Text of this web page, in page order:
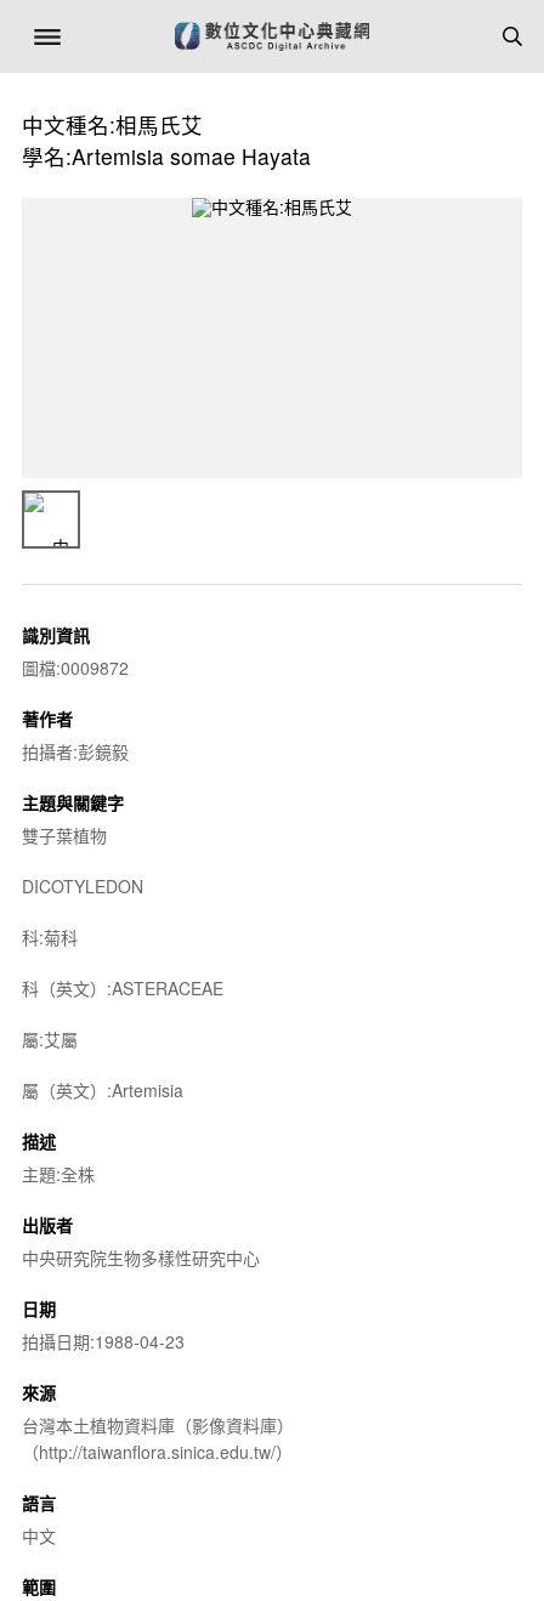
中文種名:相馬氏艾
學名:Artemisia somae Hayata
識別資訊
圖檔:0009872
著作者
拍攝者:彭鏡毅
主題與關鍵字
雙子葉植物
DICOTYLEDON
科:菊科
科（英文）:ASTERACEAE
屬:艾屬
屬（英文）:Artemisia
描述
主題:全株
出版者
中央研究院生物多樣性研究中心
日期
拍攝日期:1988-04-23
來源
台灣本土植物資料庫（影像資料庫）
（http://taiwanflora.sinica.edu.tw/）
語言
中文
範圍